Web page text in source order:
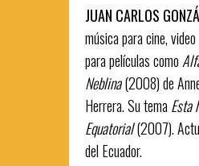
JUAN CARLOS
música para cine,
para películas como
Neblina(2008) de
Herrera. Su tema Esta
Equatorial(2007).
del Ecuador.